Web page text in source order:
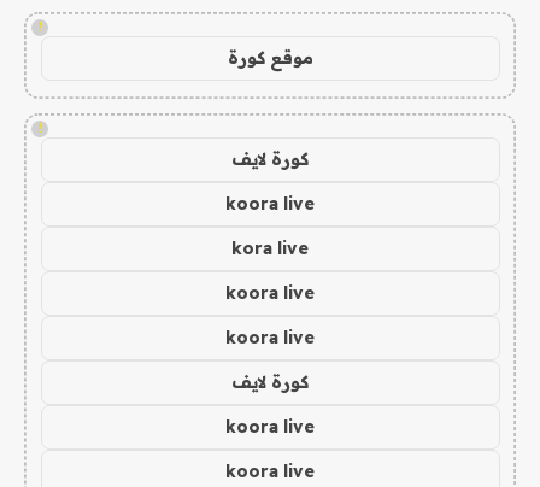
!
موقع كورة
!
كورة لايف
koora live
kora live
koora live
koora live
كورة لايف
koora live
koora live